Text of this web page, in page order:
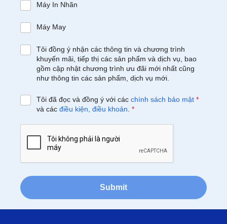
Máy In Nhãn
Máy May
Tôi đồng ý nhận các thông tin và chương trình
khuyến mãi, tiếp thị các sản phẩm và dịch vụ, bao
gồm cập nhật chương trình ưu đãi mới nhất cũng
như thông tin các sản phẩm, dịch vụ mới.
Tôi đã đọc và đồng ý với các chính sách bảo mật *
và các điều kiện, điều khoản *
Submit